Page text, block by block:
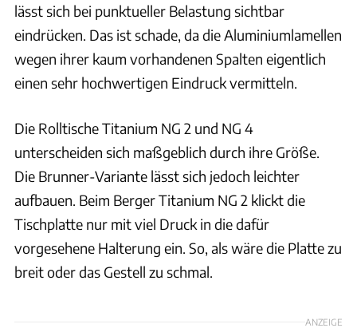
lässt sich bei punktueller Belastung sichtbar
eindrücken. Das ist schade, da die Aluminiumlamellen
wegen ihrer kaum vorhandenen Spalten eigentlich
einen sehr hochwertigen Eindruck vermitteln.
Die Rolltische Titanium NG 2 und NG 4
unterscheiden sich maßgeblich durch ihre Größe.
Die Brunner-Variante lässt sich jedoch leichter
aufbauen. Beim Berger Titanium NG 2 klickt die
Tischplatte nur mit viel Druck in die dafür
vorgesehene Halterung ein. So, als wäre die Platte zu
breit oder das Gestell zu schmal.
ANZEIGE